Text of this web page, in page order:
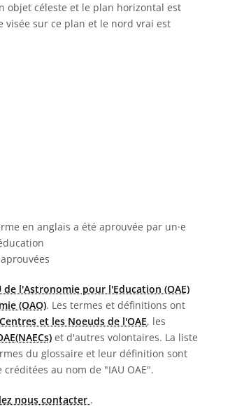
objet céleste et le plan horizontal est
sur ce plan et le nord vrai est
en anglais a été aprouvée par un·e
de l'Astronomie pour l'Education (OAE)
(OAO). Les termes et définitions ont
Centres et les Noeuds de l'OAE, les
et d'autres volontaires. La liste
du glossaire et leur définition sont
au nom de "IAU OAE".
nous contacter .